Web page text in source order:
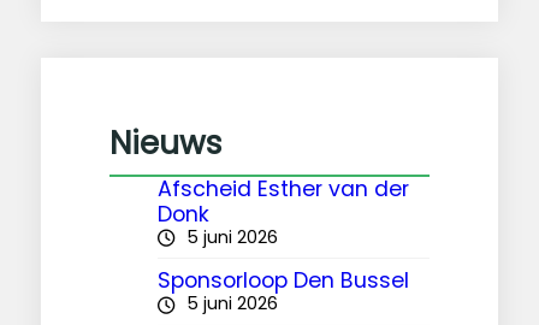
Nieuws
Afscheid Esther van der
Donk
5 juni 2026
Sponsorloop Den Bussel
5 juni 2026